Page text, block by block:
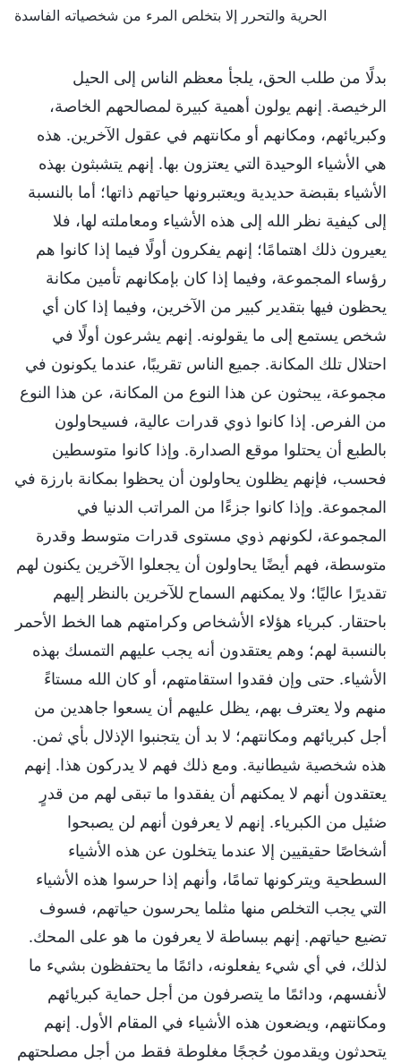
الحرية والتحرر إلا بتخلص المرء من شخصياته الفاسدة
بدلًا من طلب الحق، يلجأ معظم الناس إلى الحيل
الرخيصة. إنهم يولون أهمية كبيرة لمصالحهم الخاصة،
وكبريائهم، ومكانهم أو مكانتهم في عقول الآخرين. هذه
هي الأشياء الوحيدة التي يعتزون بها. إنهم يتشبثون بهذه
الأشياء بقبضة حديدية ويعتبرونها حياتهم ذاتها؛ أما بالنسبة
إلى كيفية نظر الله إلى هذه الأشياء ومعاملته لها، فلا
يعيرون ذلك اهتمامًا؛ إنهم يفكرون أولًا فيما إذا كانوا هم
رؤساء المجموعة، وفيما إذا كان بإمكانهم تأمين مكانة
يحظون فيها بتقدير كبير من الآخرين، وفيما إذا كان أي
شخص يستمع إلى ما يقولونه. إنهم يشرعون أولًا في
احتلال تلك المكانة. جميع الناس تقريبًا، عندما يكونون في
مجموعة، يبحثون عن هذا النوع من المكانة، عن هذا النوع
من الفرص. إذا كانوا ذوي قدرات عالية، فسيحاولون
بالطبع أن يحتلوا موقع الصدارة. وإذا كانوا متوسطين
فحسب، فإنهم يظلون يحاولون أن يحظوا بمكانة بارزة في
المجموعة. وإذا كانوا جزءًا من المراتب الدنيا في
المجموعة، لكونهم ذوي مستوى قدرات متوسط وقدرة
متوسطة، فهم أيضًا يحاولون أن يجعلوا الآخرين يكنون لهم
تقديرًا عاليًا؛ ولا يمكنهم السماح للآخرين بالنظر إليهم
باحتقار. كبرياء هؤلاء الأشخاص وكرامتهم هما الخط الأحمر
بالنسبة لهم؛ وهم يعتقدون أنه يجب عليهم التمسك بهذه
الأشياء. حتى وإن فقدوا استقامتهم، أو كان الله مستاءً
منهم ولا يعترف بهم، يظل عليهم أن يسعوا جاهدين من
أجل كبريائهم ومكانتهم؛ لا بد أن يتجنبوا الإذلال بأي ثمن.
هذه شخصية شيطانية. ومع ذلك فهم لا يدركون هذا. إنهم
يعتقدون أنهم لا يمكنهم أن يفقدوا ما تبقى لهم من قدرٍ
ضئيل من الكبرياء. إنهم لا يعرفون أنهم لن يصبحوا
أشخاصًا حقيقيين إلا عندما يتخلون عن هذه الأشياء
السطحية ويتركونها تمامًا، وأنهم إذا حرسوا هذه الأشياء
التي يجب التخلص منها مثلما يحرسون حياتهم، فسوف
تضيع حياتهم. إنهم ببساطة لا يعرفون ما هو على المحك.
لذلك، في أي شيء يفعلونه، دائمًا ما يحتفظون بشيء ما
لأنفسهم، ودائمًا ما يتصرفون من أجل حماية كبريائهم
ومكانتهم، ويضعون هذه الأشياء في المقام الأول. إنهم
يتحدثون ويقدمون حُججًا مغلوطة فقط من أجل مصلحتهم